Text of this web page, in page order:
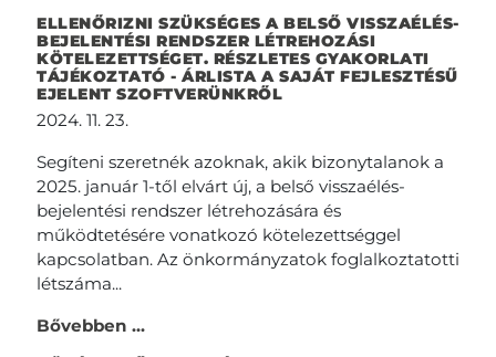
ELLENŐRIZNI SZÜKSÉGES A BELSŐ VISSZAÉLÉS-
BEJELENTÉSI RENDSZER LÉTREHOZÁSI
KÖTELEZETTSÉGET. RÉSZLETES GYAKORLATI
TÁJÉKOZTATÓ - ÁRLISTA A SAJÁT FEJLESZTÉSŰ
EJELENT SZOFTVERÜNKRŐL
2024. 11. 23.
Segíteni szeretnék azoknak, akik bizonytalanok a
2025. január 1-től elvárt új, a belső visszaélés-
bejelentési rendszer létrehozására és
működtetésére vonatkozó kötelezettséggel
kapcsolatban. Az önkormányzatok foglalkoztatotti
létszáma...
Bővebben ...